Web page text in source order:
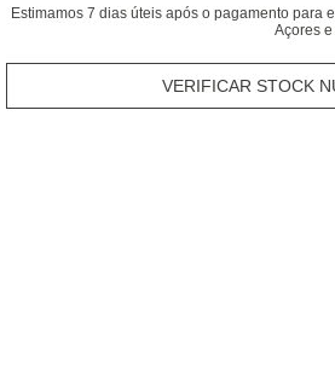
Estimamos 7 dias úteis após o pagamento para
Açores
VERIFICAR STOCK